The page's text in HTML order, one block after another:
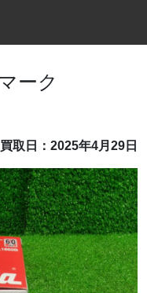
ーク
取日：2025年4月29日